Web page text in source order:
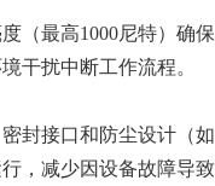
高1000尼特）确保
干扰中断工作流程。
口和防尘设计（如
，减少因设备故障导